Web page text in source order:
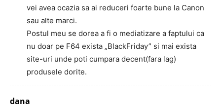
vei avea ocazia sa ai reduceri foarte bune la Canon
sau alte marci.
Postul meu se dorea a fi o mediatizare a faptului ca
nu doar pe F64 exista „BlackFriday” si mai exista
site-uri unde poti cumpara decent(fara lag)
produsele dorite.
dana